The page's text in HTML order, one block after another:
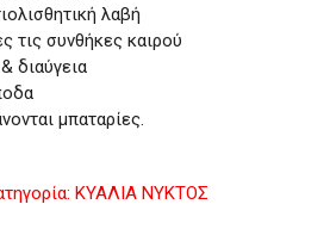
λαβή
τις συνθήκες καιρού
διαύγεια
μπαταρίες.
: ΚΥΑΛΙΑ ΝΥΚΤΟΣ